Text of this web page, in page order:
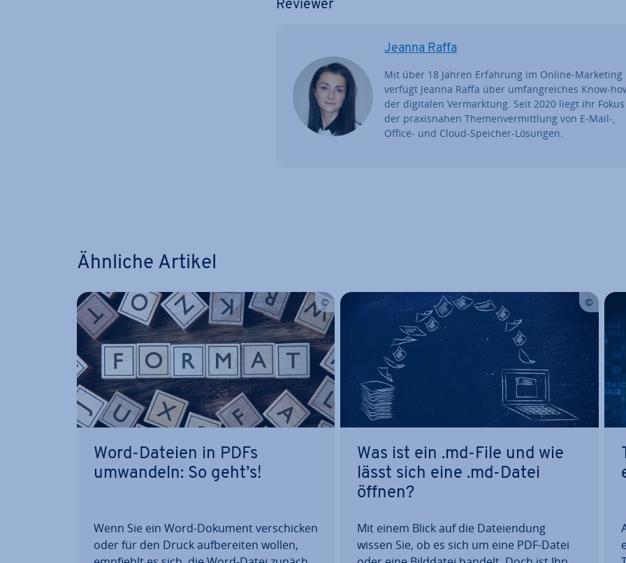
Reviewer
Jeanna Raffa
Mit über 18 Jahren Erfahrung im Online-Marketing
verfügt Jeanna Raffa über um­fang­rei­ches Know-
der digitalen Ver­mark­tung. Seit 2020 liegt ihr
der pra­xis­na­hen The­men­ver­mitt­lung von E-Mail-,
Office- und Cloud-Speicher-Lösungen.
Ähnliche Artikel
Word-Dateien in PDFs
umwandeln: So geht’s!
Wenn Sie ein Word-Dokument ver­schi­cken
oder für den Druck auf­be­rei­ten wollen,
Was ist ein .md-File und wie
lässt sich eine .md-Datei
öffnen?
Mit einem Blick auf die Da­tei­endung
wissen Sie, ob es sich um eine PDF-Datei